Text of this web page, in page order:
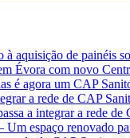
aquisição de painéis
Évora com novo
é agora um CAP
a rede de CAP
a integrar a rede de
espaço renovado